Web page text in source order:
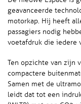
geavanceerde
motorkap. Hij heeft
passagiers nodig
voetafdruk die iedere
Ten opzichte van zijn
compactere
Samen met de
leidt dat tot een